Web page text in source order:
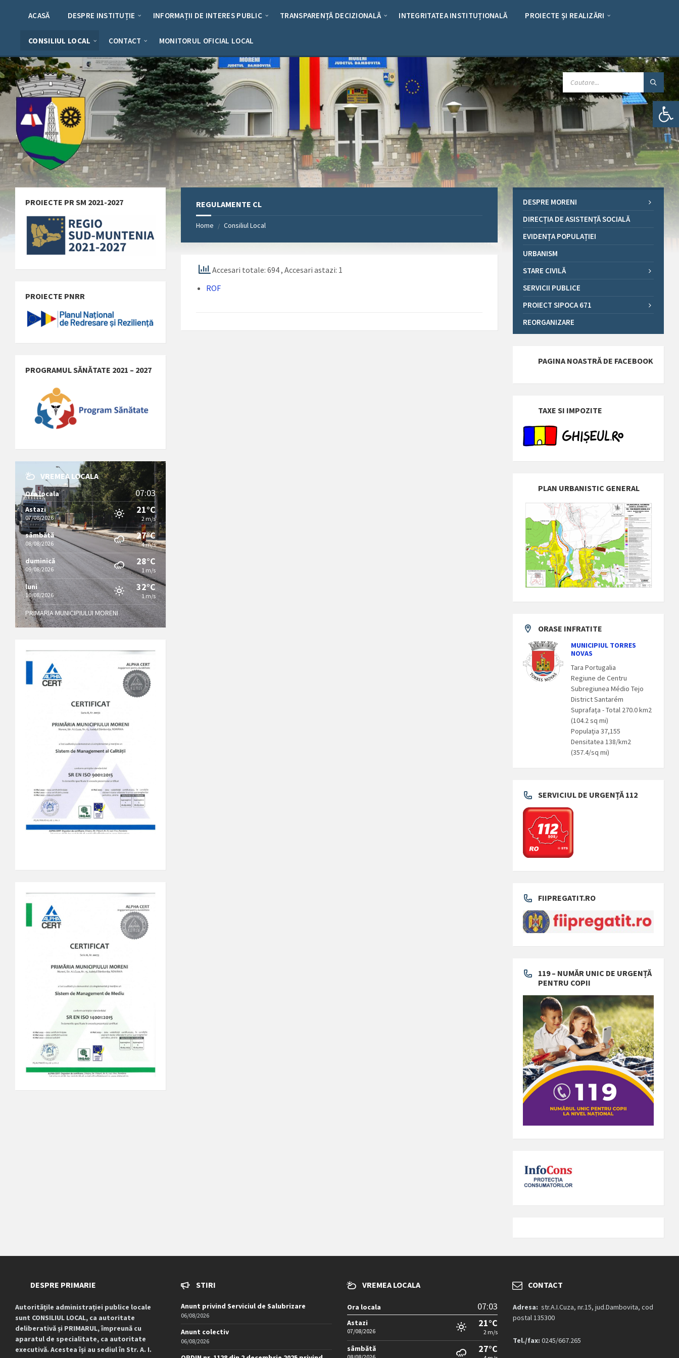
Deschide bara de unelte
ACASĂ DESPRE INSTITUȚIE INFORMAȚII DE INTERES PUBLIC TRANSPARENȚĂ DECIZIONALĂ INTEGRITATEA INSTITUȚIONALĂ PROIECTE ȘI REALIZĂRI
CONSILIUL LOCAL CONTACT MONITORUL OFICIAL LOCAL
CAUTARE:
REGULAMENTE CL
Home / Consiliul Local
Accesari totale: 694, Accesari astazi: 1
ROF
PROIECTE PR SM 2021-2027
PROIECTE PNRR
PROGRAMUL SĂNĂTATE 2021 – 2027
VREMEA LOCALA
Ora locala 07:03
Astazi
07/08/2026
21°C
2 m/s
sâmbătă
08/08/2026
27°C
4 m/s
duminică
09/08/2026
28°C
1 m/s
luni
10/08/2026
32°C
1 m/s
PRIMARIA MUNICIPIULUI MORENI
DESPRE MORENI
DIRECȚIA DE ASISTENȚĂ SOCIALĂ
EVIDENȚA POPULAȚIEI
URBANISM
STARE CIVILĂ
SERVICII PUBLICE
PROIECT SIPOCA 671
REORGANIZARE
PAGINA NOASTRĂ DE FACEBOOK
TAXE SI IMPOZITE
PLAN URBANISTIC GENERAL
ORASE INFRATITE
MUNICIPIUL TORRES
NOVAS
Tara Portugalia
Regiune de Centru
Subregiunea Médio Tejo
District Santarém
Suprafaţa - Total 270.0 km2
(104.2 sq mi)
Populaţia 37,155
Densitatea 138/km2
(357.4/sq mi)
SERVICIUL DE URGENȚĂ 112
FIIPREGATIT.RO
119 – NUMĂR UNIC DE URGENȚĂ
PENTRU COPII
DESPRE PRIMARIE
Autoritățile administrației publice locale
sunt CONSILIUL LOCAL, ca autoritate
deliberativă și PRIMARUL, împreună cu
aparatul de specialitate, ca autoritate
executivă. Acestea își au sediul în Str. A. I.
STIRI
Anunt privind Serviciul de Salubrizare
06/08/2026
Anunt colectiv
06/08/2026
VREMEA LOCALA
Ora locala 07:03
Astazi
07/08/2026
21°C
2 m/s
sâmbătă 27°C
CONTACT
Adresa: str.A.I.Cuza, nr.15, jud.Dambovita, cod
postal 135300
Tel./fax: 0245/667.265